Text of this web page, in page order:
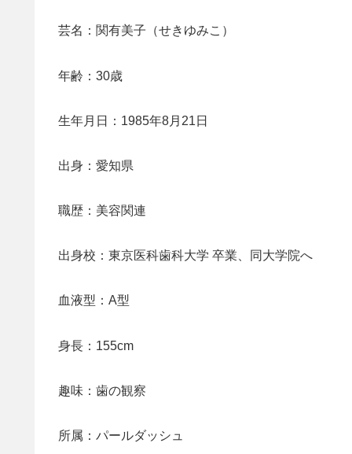
芸名：関有美子（せきゆみこ）
年齢：30歳
生年月日：1985年8月21日
出身：愛知県
職歴：美容関連
出身校：東京医科歯科大学 卒業、同大学院へ
血液型：A型
身長：155cm
趣味：歯の観察
所属：パールダッシュ